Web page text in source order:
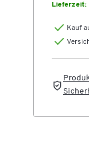
Lieferzeit:
Kauf